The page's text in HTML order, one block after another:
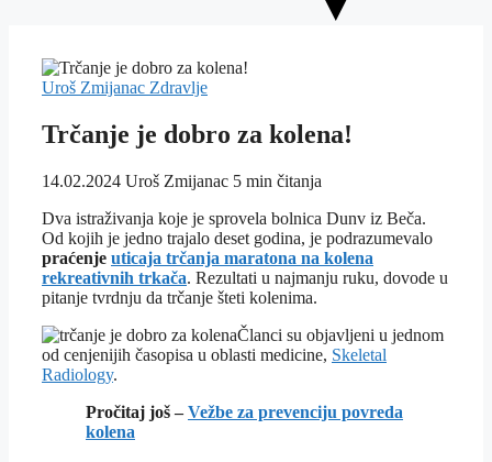
Uroš Zmijanac Zdravlje
Trčanje je dobro za kolena!
14.02.2024 Uroš Zmijanac 5 min čitanja
Dva istraživanja koje je sprovela bolnica Dunv iz Beča.
Od kojih je jedno trajalo deset godina, je podrazumevalo
praćenje uticaja trčanja maratona na kolena
rekreativnih trkača. Rezultati u najmanju ruku, dovode u
pitanje tvrdnju da trčanje šteti kolenima.
Članci su objavljeni u jednom
od cenjenijih časopisa u oblasti medicine, Skeletal
Radiology.
Pročitaj još –Vežbe za prevenciju povreda
kolena